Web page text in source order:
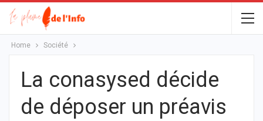
Home Société
La conasysed décide
de déposer un préavis